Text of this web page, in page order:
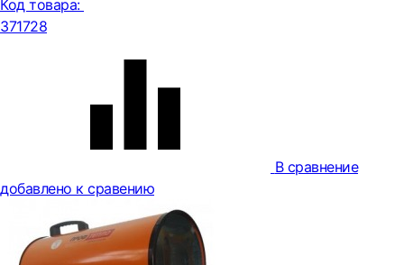
Код товара:
371728
В сравнение
добавлено к сравению